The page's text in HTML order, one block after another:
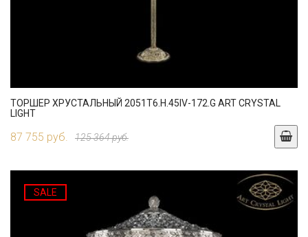
ТОРШЕР ХРУСТАЛЬНЫЙ 2051T6.H.45IV-172.G ART CRYSTAL
LIGHT
87 755 руб. 125 364 руб.
SALE